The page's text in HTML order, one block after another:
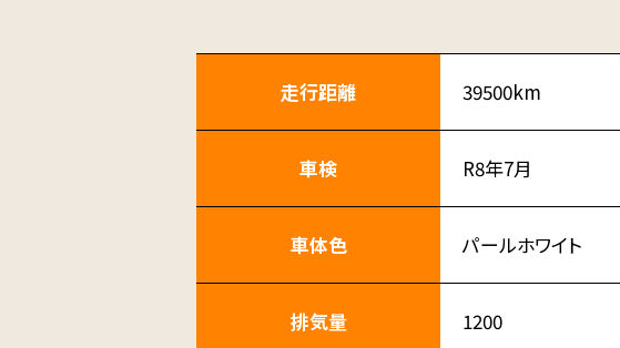
走行距離 39500km
車検 R8年7月
車体色 パールホワイト
排気量 1200